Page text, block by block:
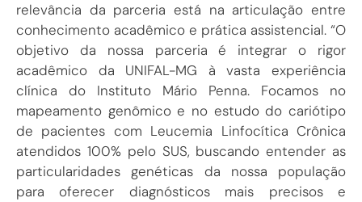
relevância da parceria está na articulação entre
conhecimento acadêmico e prática assistencial. “O
objetivo da nossa parceria é integrar o rigor
acadêmico da UNIFAL-MG à vasta experiência
clínica do Instituto Mário Penna. Focamos no
mapeamento genômico e no estudo do cariótipo
de pacientes com Leucemia Linfocítica Crônica
atendidos 100% pelo SUS, buscando entender as
particularidades genéticas da nossa população
para oferecer diagnósticos mais precisos e